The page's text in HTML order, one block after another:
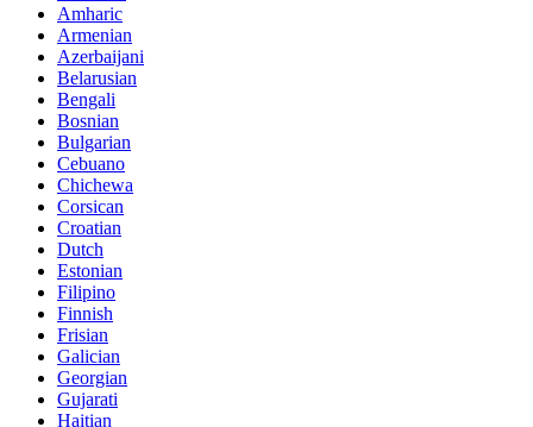
Amharic
Armenian
Azerbaijani
Belarusian
Bengali
Bosnian
Bulgarian
Cebuano
Chichewa
Corsican
Croatian
Dutch
Estonian
Filipino
Finnish
Frisian
Galician
Georgian
Gujarati
Haitian